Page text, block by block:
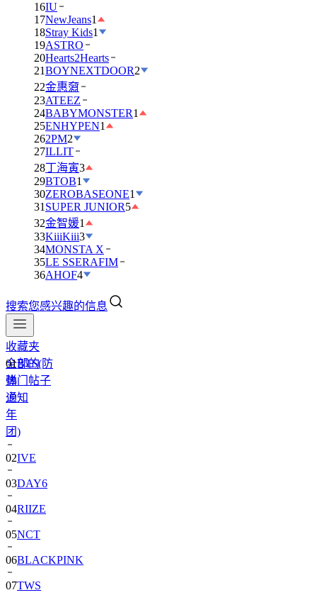
16IU
17NewJeans1
18Stray Kids1
19ASTRO
20Hearts2Hearts
21BOYNEXTDOOR2
22金惠奫
23ATEEZ
24BABYMONSTER1
25ENHYPEN1
262PM2
27ILLIT
28丁海寅3
29BTOB1
30ZEROBASEONE1
31 SUPER JUNIOR5
32金智媛1
33KiiiKiii3
34MONSTA X
35LE SSERAFIM
36AHOF4
搜索您感兴趣的信息
收藏夹
全部的
热门帖子
通知
01BTS(防
弹
少
年
团)
02IVE
03DAY6
04RIIZE
05NCT
06BLACKPINK
07TWS